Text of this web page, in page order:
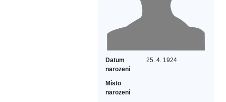
Datum
narození
25. 4. 1924
Místo
narození